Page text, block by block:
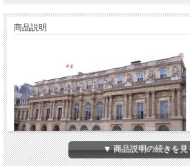
商品説明
▼ 商品説明の続きを